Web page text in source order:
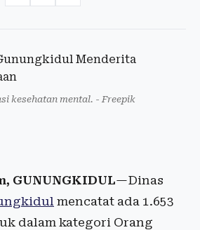
kesehatan mental. - Freepik
GUNUNGKIDUL—Dinas
mencatat ada 1.653
dalam kategori Orang